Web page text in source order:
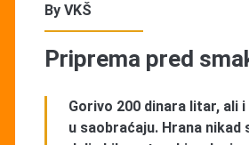
By VKŠ
Priprema pred
Gorivo 200 dinara litar, ali
u saobraćaju. Hrana nikad